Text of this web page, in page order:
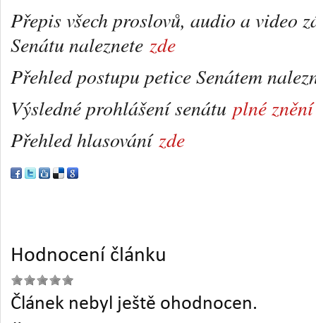
Přepis všech proslovů, audio a video
Senátu naleznete zde
Přehled postupu petice Senátem
Výsledné prohlášení senátu plné znění
Přehled hlasovánízde
Hodnocení článku
Článek nebyl ještě ohodnocen.